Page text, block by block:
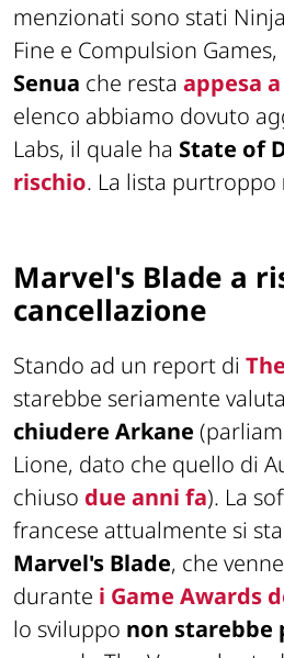
menzionati sono stati
Fine e Compulsion
Senua che resta appesa
elenco abbiamo dovuto
Labs, il quale ha State of
rischio. La lista purtroppo
Marvel's Blade a
cancellazione
Stando ad un report di
starebbe seriamente
chiudere Arkane
Lione, dato che quello di
chiuso due anni fa). La
francese attualmente si
Marvel's Blade, che
durante i Game Awards
lo sviluppo non starebbe